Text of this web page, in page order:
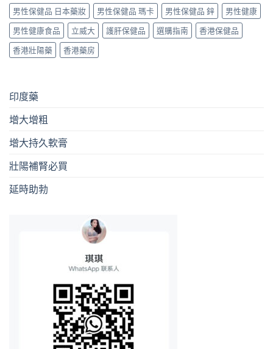
男性保健品 日本藥妝
男性保健品 瑪卡 男性保健品 鋅
男性健康
男性健康食品
立威大 護肝保健品 選購指南
香港保健品
香港壯陽藥
香港藥房
印度藥
增大增粗
增大持久軟膏
壯陽補腎必買
延時助勃